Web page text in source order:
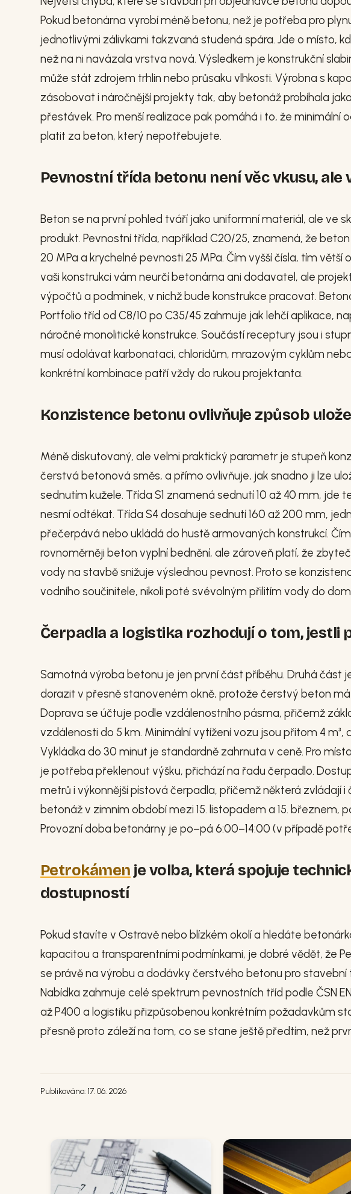
Pokud betonárna vyrobí méně betonu, než je potřeba pro
jednotlivými zálivkami takzvaná studená spára. Jde o místo,
než na ni navázala vrstva nová. Výsledkem je konstrukční
může stát zdrojem trhlin nebo průsaku vlhkosti. Výrobna s
zásobovat i náročnější projekty tak, aby betonáž probíhala
přestávek. Pro menší realizace pak pomáhá i to, že minimální
platit za beton, který nepotřebujete.
Pevnostní třída betonu není věc vkusu, ale
Beton se na první pohled tváří jako uniformní materiál, ale ve
produkt. Pevnostní třída, například C20/25, znamená, že
20 MPa a krychelné pevnosti 25 MPa. Čím vyšší čísla, tím
vaši konstrukci vám neurčí betonárna ani dodavatel, ale
výpočtů a podmínek, v nichž bude konstrukce pracovat.
Portfolio tříd od C8/10 po C35/45 zahrnuje jak lehčí aplikace,
náročné monolitické konstrukce. Součástí receptury jsou i
musí odolávat karbonataci, chloridům, mrazovým cyklům
konkrétní kombinace patří vždy do rukou projektanta.
Konzistence betonu ovlivňuje způsob
Méně diskutovaný, ale velmi praktický parametr je stupeň
čerstvá betonová směs, a přímo ovlivňuje, jak snadno ji lze
sednutím kužele. Třída S1 znamená sednutí 10 až 40 mm,
nesmí odtékat. Třída S4 dosahuje sednutí 160 až 200 mm,
přečerpává nebo ukládá do hustě armovaných konstrukcí.
rovnoměrněji beton vyplní bednění, ale zároveň platí, že
vody na stavbě snižuje výslednou pevnost. Proto se
vodního součinitele, nikoli poté svévolným přilitím vody do
Čerpadla a logistika rozhodují o tom, jestli
Samotná výroba betonu je jen první část příběhu. Druhá část
dorazit v přesně stanoveném okně, protože čerstvý beton
Doprava se účtuje podle vzdálenostního pásma, přičemž
vzdálenosti do 5 km. Minimální vytížení vozu jsou přitom 4
Vykládka do 30 minut je standardně zahrnuta v ceně. Pro
je potřeba překlenout výšku, přichází na řadu čerpadlo.
metrů i výkonnější pístová čerpadla, přičemž některá zvládají
betonáž v zimním období mezi 15. listopadem a 15. březnem,
Provozní doba betonárny je po–pá 6:00–14:00 (v případě
Petrokámen je volba, která spojuje
dostupností
Pokud stavíte v Ostravě nebo blízkém okolí a hledáte
kapacitou a transparentními podmínkami, je dobré vědět, že
se právě na výrobu a dodávky čerstvého betonu pro
Nabídka zahrnuje celé spektrum pevnostních tříd podle ČSN
až P400 a logistiku přizpůsobenou konkrétním požadavkům
přesně proto záleží na tom, co se stane ještě předtím, než
Publikováno: 17. 06. 2026